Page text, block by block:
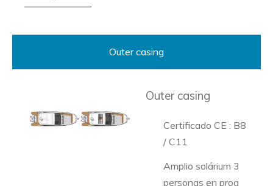
Outer casing
Outer casing
Certificado CE : B8
/ C11
Amplio solárium 3
personas en proa